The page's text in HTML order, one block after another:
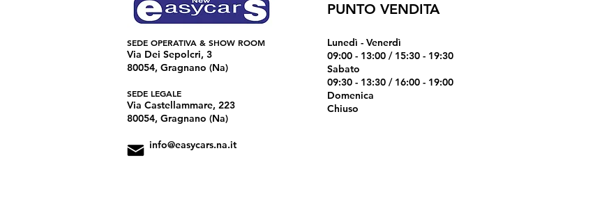
SEDE OPERATIVA & SHOW ROOM
Via Dei Sepolcri, 3
80054, Gragnano (Na)
SEDE LEGALE
Via Castellammare, 223
80054, Gragnano (Na)
info@easycars.na.it
PUNTO VENDITA
Lunedì - Venerdì
09:00 - 13:00 / 15:30 - 19:30
Sabato
09:30 - 13:30 / 16:00 - 19:00
Domenica
Chiuso